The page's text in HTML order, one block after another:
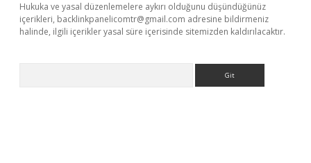
Hukuka ve yasal düzenlemelere aykırı olduğunu düşündüğünüz
içerikleri, backlinkpanelicomtr@gmail.com adresine bildirmeniz
halinde, ilgili içerikler yasal süre içerisinde sitemizden kaldırılacaktır.